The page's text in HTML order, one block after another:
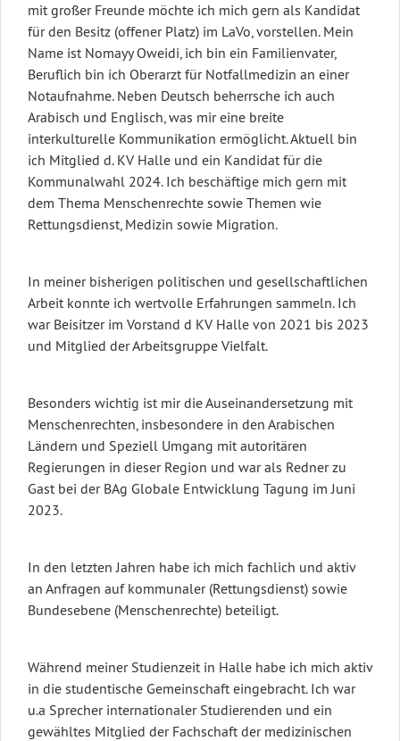
mit großer Freunde möchte ich mich gern als Kandidat
für den Besitz (offener Platz) im LaVo, vorstellen. Mein
Name ist Nomayy Oweidi, ich bin ein Familienvater,
Beruflich bin ich Oberarzt für Notfallmedizin an einer
Notaufnahme. Neben Deutsch beherrsche ich auch
Arabisch und Englisch, was mir eine breite
interkulturelle Kommunikation ermöglicht. Aktuell bin
ich Mitglied d. KV Halle und ein Kandidat für die
Kommunalwahl 2024. Ich beschäftige mich gern mit
dem Thema Menschenrechte sowie Themen wie
Rettungsdienst, Medizin sowie Migration.
In meiner bisherigen politischen und gesellschaftlichen
Arbeit konnte ich wertvolle Erfahrungen sammeln. Ich
war Beisitzer im Vorstand d KV Halle von 2021 bis 2023
und Mitglied der Arbeitsgruppe Vielfalt.
Besonders wichtig ist mir die Auseinandersetzung mit
Menschenrechten, insbesondere in den Arabischen
Ländern und Speziell Umgang mit autoritären
Regierungen in dieser Region und war als Redner zu
Gast bei der BAg Globale Entwicklung Tagung im Juni
2023.
In den letzten Jahren habe ich mich fachlich und aktiv
an Anfragen auf kommunaler (Rettungsdienst) sowie
Bundesebene (Menschenrechte) beteiligt.
Während meiner Studienzeit in Halle habe ich mich aktiv
in die studentische Gemeinschaft eingebracht. Ich war
u.a Sprecher internationaler Studierenden und ein
gewähltes Mitglied der Fachschaft der medizinischen